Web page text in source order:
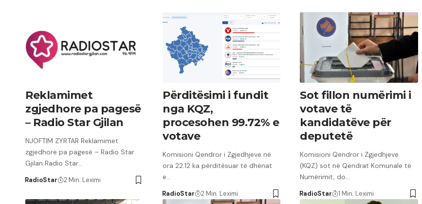
Reklamimet
zgjedhore pa pagesë
– Radio Star Gjilan
NJOFTIM ZYRTAR Reklamimet
zgjedhore pa pagesë – Radio Star
Gjilan Radio Star…
RadioStar 2 Min. Leximi
Përditësimi i fundit
nga KQZ,
procesohen 99.72% e
votave
Komisioni Qendror i Zgjedhjeve në
ora 22:12 ka përditësuar të dhënat
e…
RadioStar 2 Min. Leximi
Sot fillon numërimi i
votave të
kandidatëve për
deputetë
Komisioni Qendror i Zgjedhjeve
(KQZ) sot në Qendrat Komunale të
Numërimit, do…
RadioStar 1 Min. Leximi